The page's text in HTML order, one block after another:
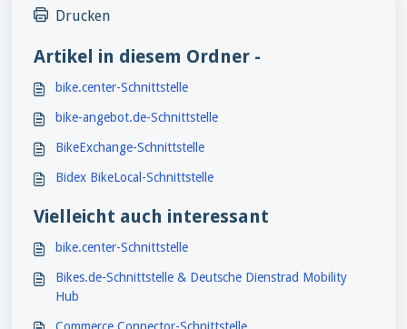
Drucken
Artikel in diesem Ordner -
bike.center-Schnittstelle
bike-angebot.de-Schnittstelle
BikeExchange-Schnittstelle
Bidex BikeLocal-Schnittstelle
Vielleicht auch interessant
bike.center-Schnittstelle
Bikes.de-Schnittstelle & Deutsche Dienstrad Mobility
Hub